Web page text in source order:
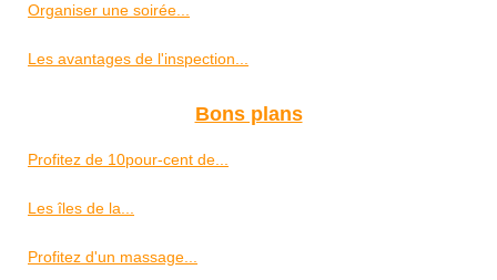
Organiser une soirée...
Les avantages de l'inspection...
Bons plans
Profitez de 10pour-cent de...
Les îles de la...
Profitez d'un massage...